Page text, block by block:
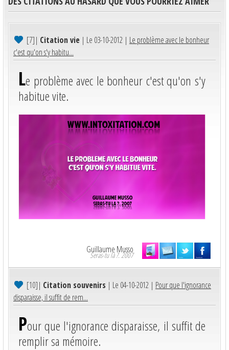
[7]| Citation vie | Le 03-10-2012 | Le problème avec le bonheur
c'est qu'on s'y habitu...
Le problème avec le bonheur c'est qu'on s'y
habitue vite.
Guillaume Musso
Seras-tu là ?. 2007
[10]| Citation souvenirs | Le 04-10-2012 | Pour que l'ignorance
disparaisse, il suffit de rem...
Pour que l'ignorance disparaisse, il suffit de
remplir sa mémoire.